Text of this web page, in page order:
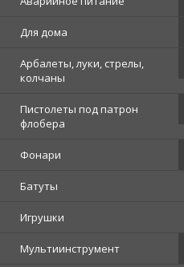
Для дома
Арбалеты, луки, стрелы,
колчаны
Пистолеты под патрон
флобера
Фонари
Батуты
Игрушки
Мультиинструмент